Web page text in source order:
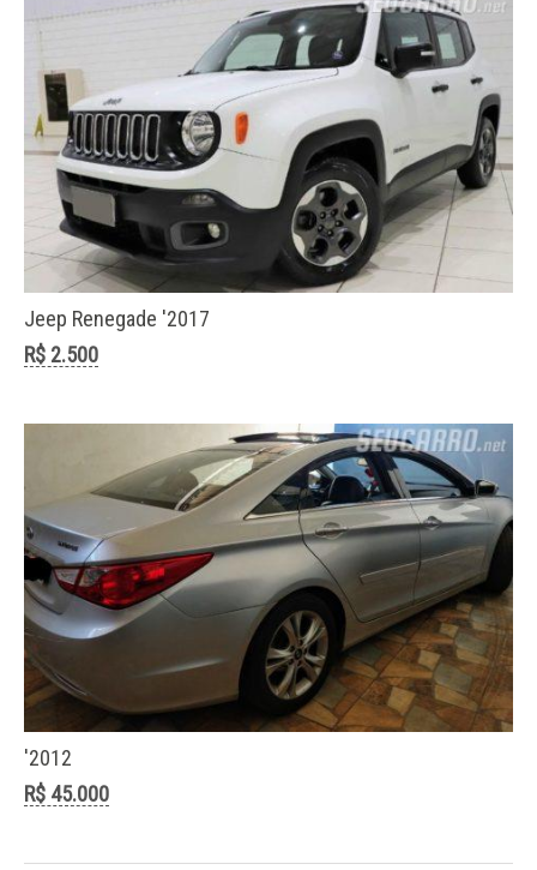
8 Carros Mais Vendidos da Chery
maio 15, 2025
Os 8 Carros Mais Vendidos da Chery no Brasil:
Tecnologia Acessível, Visual Moderno e
Consolidação Nacional A Chery, sob a gestão da
Caoa desde 2018, passou de marca de entrada
para uma das mais competitivas no m ...
maio 15, 2025
Os 8 Carros Mais Vendidos da Audi no Brasil:
Jeep Renegade '2017
R$ 2.500
'2012
R$ 45.000